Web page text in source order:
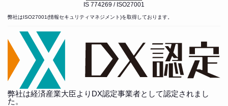
IS 774269 / ISO27001
弊社はISO27001(情報セキュリティマネジメント)を取得しております。
弊社は経済産業大臣よりDX認定事業者として認定されまし
た。